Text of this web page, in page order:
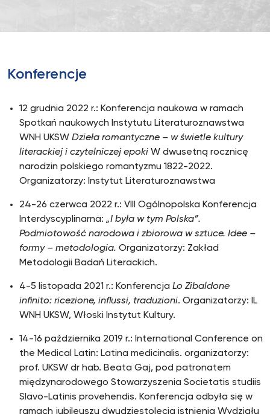
Konferencje
12 grudnia 2022 r.: Konferencja naukowa w ramach
Spotkań naukowych Instytutu Literaturoznawstwa
WNH UKSW Dzieła romantyczne – w świetle kultury
literackiej i czytelniczej epoki W dwusetną rocznicę
narodzin polskiego romantyzmu 1822-2022.
Organizatorzy: Instytut Literaturoznawstwa
24-26 czerwca 2022 r.: VIII Ogólnopolska Konferencja
Interdyscyplinarna: „I była w tym Polska”.
Podmiotowość narodowa i zbiorowa w sztuce. Idee –
formy – metodologia. Organizatorzy: Zakład
Metodologii Badań Literackich.
4-5 listopada 2021 r.: Konferencja Lo Zibaldone
infinito: ricezione, influssi, traduzioni. Organizatorzy: IL
WNH UKSW, Włoski Instytut Kultury.
14-16 października 2019 r.: International Conference on
the Medical Latin: Latina medicinalis. organizatorzy:
prof. UKSW dr hab. Beata Gaj, pod patronatem
międzynarodowego Stowarzyszenia Societatis studiis
Slavo-Latinis provehendis. Konferencja odbyła się w
ramach jubileuszu dwudziestolecia istnienia Wydziału